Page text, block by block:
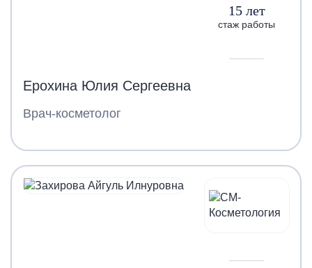
15 лет
стаж работы
Ерохина Юлия Сергеевна
Врач-косметолог